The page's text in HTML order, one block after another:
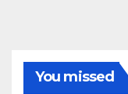
You missed